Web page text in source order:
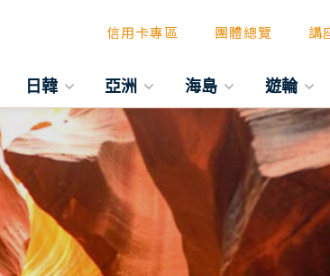
信用卡專區 團體總覽 講
日韓 亞洲 海島 遊輪